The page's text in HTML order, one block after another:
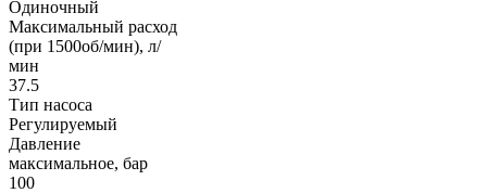
Одиночный
Максимальный расход
(при 1500об/мин), л/
мин
37.5
Тип насоса
Регулируемый
Давление
максимальное, бар
100